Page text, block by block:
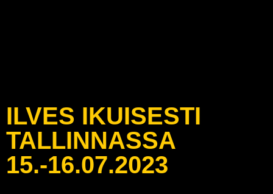
ILVES IKUISESTI
TALLINNASSA
15.-16.07.2023